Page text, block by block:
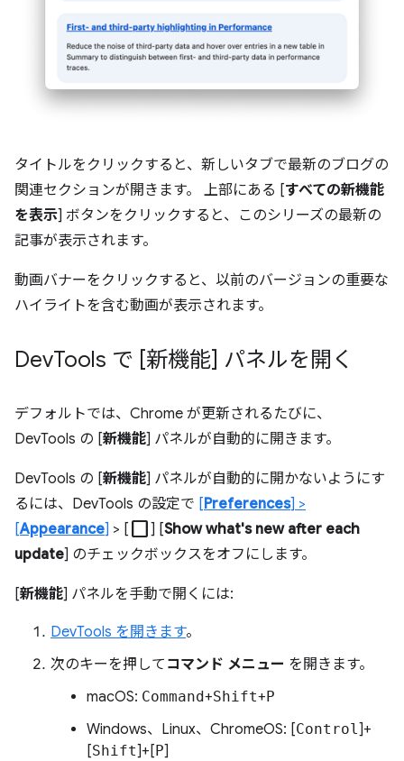
タイトルをクリックすると、新しいタブで最新のブログの
関連セクションが開きます。 上部にある [すべての新機能
を表示] ボタンをクリックすると、このシリーズの最新の
記事が表示されます。
動画バナーをクリックすると、以前のバージョンの重要な
ハイライトを含む動画が表示されます。
DevTools で [新機能] パネルを開く
デフォルトでは、Chrome が更新されるたびに、
DevTools の [新機能] パネルが自動的に開きます。
DevTools の [新機能] パネルが自動的に開かないようにす
るには、DevTools の設定で [Preferences] >
[Appearance] > [ check_box_outline_blank] [Show what's new after each
update] のチェックボックスをオフにします。
[新機能] パネルを手動で開くには:
DevTools を開きます。
次のキーを押して コマンド メニュー を開きます。
macOS: Command+Shift+P
Windows、Linux、ChromeOS: [Control ]+
[Shift]+[P]